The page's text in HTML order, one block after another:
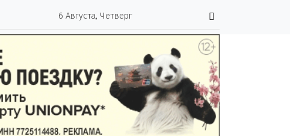
6 Августа, Четверг